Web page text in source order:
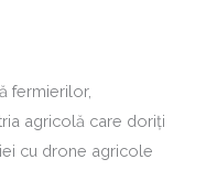
fermierilor,
agricolă care doriți
cu drone agricole